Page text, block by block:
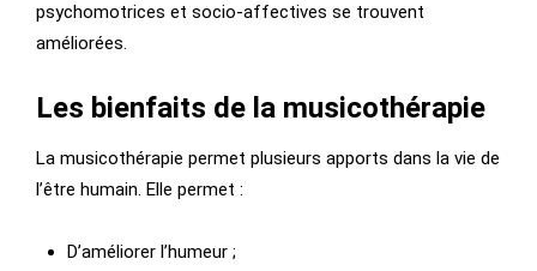
psychomotrices et socio-affectives se trouvent
améliorées.
Les bienfaits de la musicothérapie
La musicothérapie permet plusieurs apports dans la vie de
l’être humain. Elle permet :
D’améliorer l’humeur ;